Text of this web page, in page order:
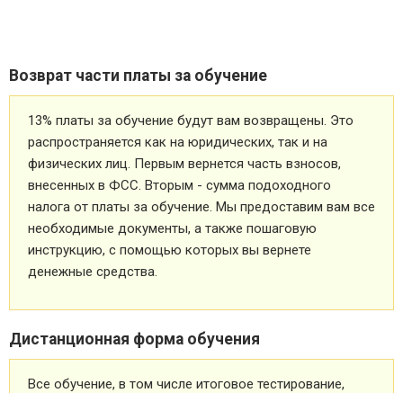
Возврат части платы за обучение
13% платы за обучение будут вам возвращены. Это
распространяется как на юридических, так и на
физических лиц. Первым вернется часть взносов,
внесенных в ФСС. Вторым - сумма подоходного
налога от платы за обучение. Мы предоставим вам все
необходимые документы, а также пошаговую
инструкцию, с помощью которых вы вернете
денежные средства.
Дистанционная форма обучения
Все обучение, в том числе итоговое тестирование,